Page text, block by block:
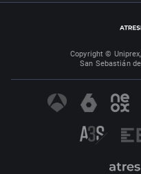
Copyright ©
San Sebastián